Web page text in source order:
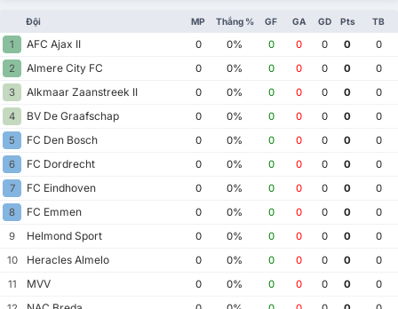
Đội MP Thắng % GF GA GD Pts TB
1 AFC Ajax II 0 0% 0 0 0 0
0
2
Almere City FC 0 0% 0 0 0 0
0
3
Alkmaar Zaanstreek II 0 0% 0 0 0 0
0
4
BV De Graafschap 0 0% 0 0 0 0
0
5
FC Den Bosch 0 0% 0 0 0 0
0
6
FC Dordrecht 0 0% 0 0 0 0
0
7
FC Eindhoven 0 0% 0 0 0 0
0
8
FC Emmen 0 0% 0 0 0 0
0
9
Helmond Sport 0 0% 0 0 0 0
0
10
Heracles Almelo 0 0% 0 0 0 0
0
11
MVV 0 0% 0 0 0 0
0